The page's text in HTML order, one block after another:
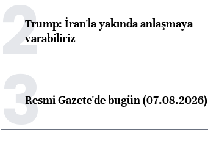
2Trump: İran'la yakında anlaşmaya
varabiliriz
3Resmi Gazete'de bugün (07.08.2026)